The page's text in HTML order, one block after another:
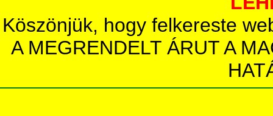
Köszönjük, hogy felkereste
A MEGRENDELT ÁRUT A